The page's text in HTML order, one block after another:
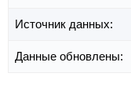
Источник данных:
Данные обновлены: